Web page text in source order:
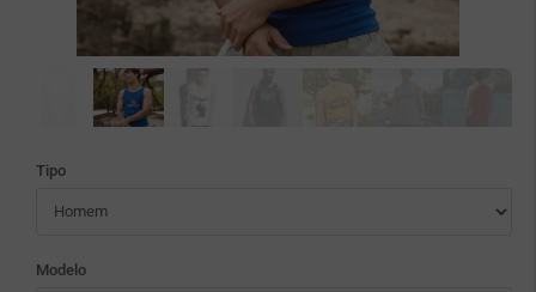
Tipo
Modelo